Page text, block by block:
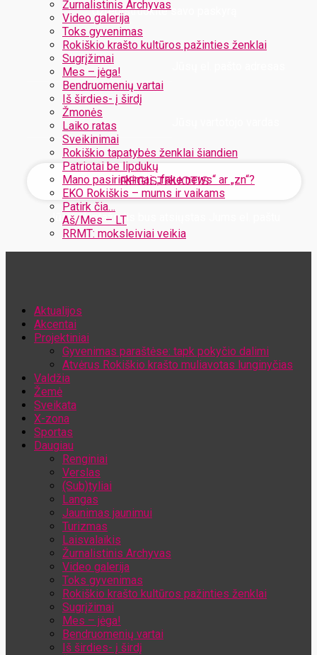
Žurnalistinis Archyvas
Video galerija
Toks gyvenimas
Rokiškio krašto kultūros pažinties ženklai
Sugrįžimai
Mes – jėga!
Bendruomenių vartai
Iš širdies- į širdį
Žmonės
Laiko ratas
Sveikinimai
Rokiškio tapatybės ženklai šiandien
Patriotai be lipdukų
Mano pasirinkimai: „fake news“ ar „zn“?
EKO Rokiškis – mums ir vaikams
Patirk čia…
Aš/Mes – LT
RRMT: moksleiviai veikia
Užregistruokite savo paskyrą
Jūsų slaptažodis bus atsiųstas Jums el. paštu
Aktualijos
Akcentai
Projektiniai
Gyvenimas paraštėse: tapk pokyčio dalimi
Atvėrus Rokiškio krašto muliavotas lunginyčias
Valdžia
Žemė
Sveikata
X-zona
Sportas
Daugiau
Renginiai
Verslas
(Sub)tyliai
Langas
Jaunimas jaunimui
Turizmas
Laisvalaikis
Žurnalistinis Archyvas
Video galerija
Toks gyvenimas
Rokiškio krašto kultūros pažinties ženklai
Sugrįžimai
Mes – jėga!
Bendruomenių vartai
Iš širdies- į širdį